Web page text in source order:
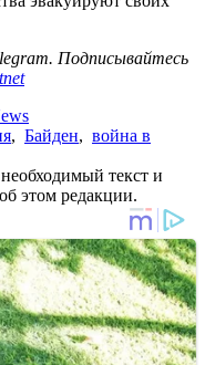
Подписывайтесь
, Байден, война в
текст и
этом редакции.